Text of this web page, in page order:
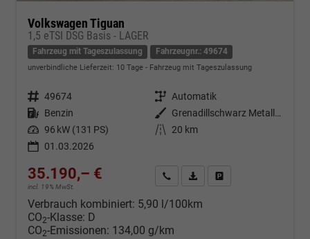
Volkswagen Tiguan
1,5 eTSI DSG Basis - LAGER
Fahrzeug mit Tageszulassung Fahrzeugnr.: 49674
unverbindliche Lieferzeit: 10 Tage Fahrzeug mit Tageszulassung
Fahrzeugnr. 49674 Getriebe Automatik
Kraftstoff Benzin Außenfarbe
Grenadillschwarz Metallic (0E)
Leistung 96 kW (131 PS) Kilometerstand
20 km
01.03.2026
35.190,– €
incl. 19% MwSt.
Kontakt & Angebot anfordern
PDF-Datei, Fahrzeugexposé
Verbrauch kombiniert: 5,90 l/100km
CO2-Klasse: D
CO2-Emissionen: 134,00 g/km